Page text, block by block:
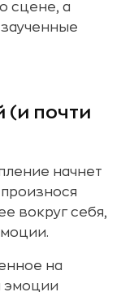
сцене, а
(и почти
начнет
вокруг себя,
на
эмоции